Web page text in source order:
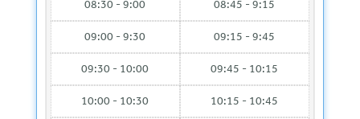
08:30 - 9:00 08:45 - 9:15
09:00 - 9:30 09:15 - 9:45
09:30 - 10:00 09:45 - 10:15
10:00 - 10:30 10:15 - 10:45